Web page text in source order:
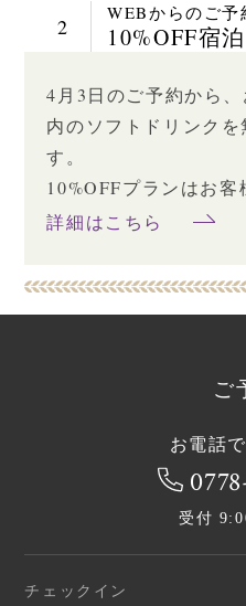
2
WEBからのご
10%OFF宿
4月3日のご予約から
内のソフトドリンク
す。
10%OFFプランはお客
詳細はこちら
ご
お電話
受付
チェックイン